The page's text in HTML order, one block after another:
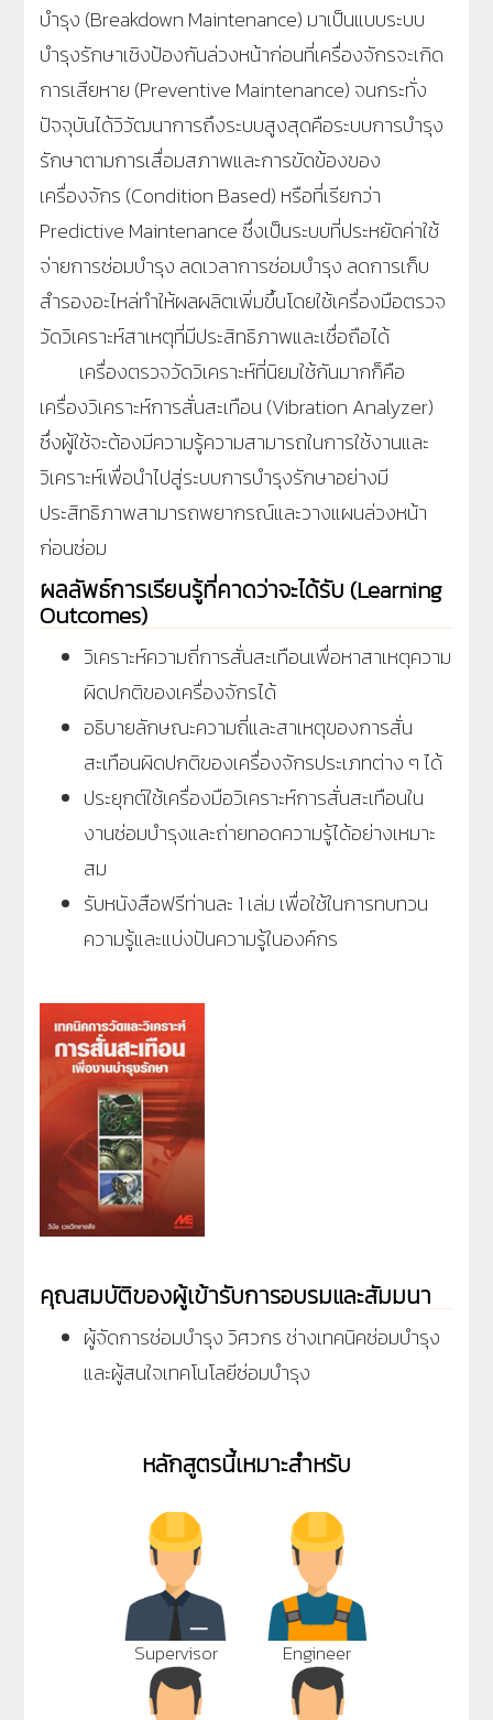
บำรุง (Breakdown Maintenance) มาเป็นแบบระบบ
บำรุงรักษาเชิงป้องกันล่วงหน้าก่อนที่เครื่องจักรจะเกิด
การเสียหาย (Preventive Maintenance) จนกระทั่ง
ปัจจุบันได้วิวัฒนาการถึงระบบสูงสุดคือระบบการบำรุง
รักษาตามการเสื่อมสภาพและการขัดข้องของ
เครื่องจักร (Condition Based) หรือที่เรียกว่า
Predictive Maintenance ซึ่งเป็นระบบที่ประหยัดค่าใช้
จ่ายการซ่อมบำรุง ลดเวลาการซ่อมบำรุง ลดการเก็บ
สำรองอะไหล่ทำให้ผลผลิตเพิ่มขึ้นโดยใช้เครื่องมือตรวจ
วัดวิเคราะห์สาเหตุที่มีประสิทธิภาพและเชื่อถือได้
เครื่องตรวจวัดวิเคราะห์ที่นิยมใช้กันมากก็คือ
เครื่องวิเคราะห์การสั่นสะเทือน (Vibration Analyzer)
ซึ่งผู้ใช้จะต้องมีความรู้ความสามารถในการใช้งานและ
วิเคราะห์เพื่อนำไปสู่ระบบการบำรุงรักษาอย่างมี
ประสิทธิภาพสามารถพยากรณ์และวางแผนล่วงหน้า
ก่อนซ่อม
ผลลัพธ์การเรียนรู้ที่คาดว่าจะได้รับ (Learning
Outcomes)
วิเคราะห์ความถี่การสั่นสะเทือนเพื่อหาสาเหตุความ
ผิดปกติของเครื่องจักรได้
อธิบายลักษณะความถี่และสาเหตุของการสั่น
สะเทือนผิดปกติของเครื่องจักรประเภทต่าง ๆ ได้
ประยุกต์ใช้เครื่องมือวิเคราะห์การสั่นสะเทือนใน
งานซ่อมบำรุงและถ่ายทอดความรู้ได้อย่างเหมาะ
สม
รับหนังสือฟรีท่านละ 1 เล่ม เพื่อใช้ในการทบทวน
ความรู้และแบ่งปันความรู้ในองค์กร
คุณสมบัติของผู้เข้ารับการอบรมและสัมมนา
ผู้จัดการซ่อมบำรุง วิศวกร ช่างเทคนิคซ่อมบำรุง
และผู้สนใจเทคโนโลยีซ่อมบำรุง
หลักสูตรนี้เหมาะสำหรับ
Supervisor Engineer